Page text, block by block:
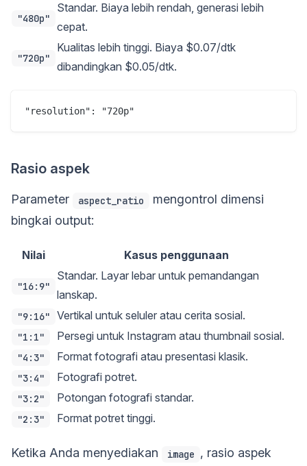
"480p"
Standar. Biaya lebih rendah, generasi lebih
cepat.
"720p"
Kualitas lebih tinggi. Biaya $0.07/dtk
dibandingkan $0.05/dtk.
Rasio aspek
Parameter aspect_ratio
mengontrol dimensi
bingkai output:
Nilai Kasus penggunaan
"16:9"
Standar. Layar lebar untuk pemandangan
lanskap.
"9:16" Vertikal untuk seluler atau cerita sosial.
"1:1" Persegi untuk Instagram atau thumbnail sosial.
"4:3" Format fotografi atau presentasi klasik.
"3:4" Fotografi potret.
"3:2" Potongan fotografi standar.
"2:3" Format potret tinggi.
Ketika Anda menyediakan image , rasio aspek